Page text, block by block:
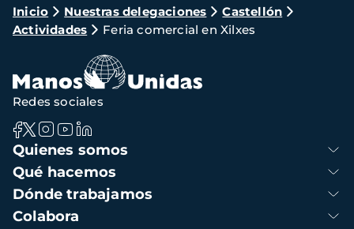
Ruta
de
navegación
Inicio Nuestras delegaciones
Castellón
Actividades
Feria comercial en Xilxes
Navegación
principal
Quienes somos
Qué hacemos
Dónde trabajamos
Colabora
Redes sociales